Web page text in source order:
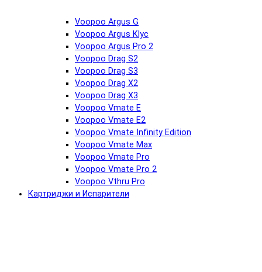
Voopoo Argus G
Voopoo Argus Klyc
Voopoo Argus Pro 2
Voopoo Drag S2
Voopoo Drag S3
Voopoo Drag X2
Voopoo Drag X3
Voopoo Vmate E
Voopoo Vmate E2
Voopoo Vmate Infinity Edition
Voopoo Vmate Max
Voopoo Vmate Pro
Voopoo Vmate Pro 2
Voopoo Vthru Pro
Картриджи и Испарители